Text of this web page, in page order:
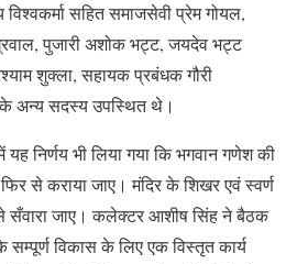
विश्वकर्मा सहित समाजसेवी प्रेम गोयल,
पुजारी अशोक भट्ट, जयदेव भट्ट
शुक्ला, सहायक प्रबंधक गौरी
के अन्य सदस्य उपस्थित थे।
निर्णय भी लिया गया कि भगवान गणेश की
फिर से कराया जाए। मंदिर के शिखर एवं स्वर्ण
सँवारा जाए। कलेक्टर आशीष सिंह ने बैठक
विकास के लिए एक विस्तृत कार्य